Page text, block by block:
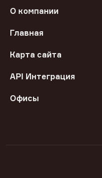
О компании
Главная
Карта сайта
API Интеграция
Офисы